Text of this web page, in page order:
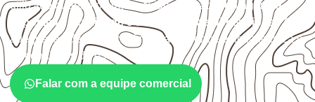
utilizado quando o projeto exige atenção à colagem, à
exposição à umidade e à estabilidade dimensional . A
adequação deve ser confirmada conforme a ficha técnica e
as condições de uso.
Falar com a equipe comercial